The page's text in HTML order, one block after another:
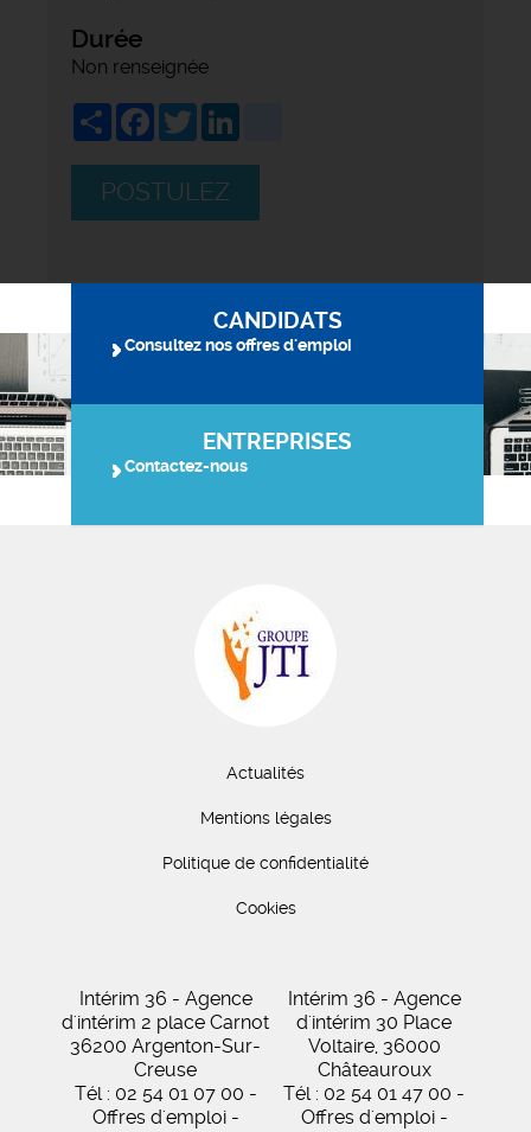
Durée
Non renseignée
ShareFacebook
Twitter
POSTULEZ
CANDIDATS
Consultez nos offres d'emploi
ENTREPRISES
Contactez-nous
Actualités
Mentions légales
Politique de confidentialité
Cookies
Intérim 36 - Agence
d'intérim 2 place Carnot
36200 Argenton-Sur-
Creuse
Tél : 02 54 01 07 00 -
Offres d'emploi -
Intérim 36 - Agence
d'intérim 30 Place
Voltaire, 36000
Châteauroux
Tél : 02 54 01 47 00 -
Offres d'emploi -